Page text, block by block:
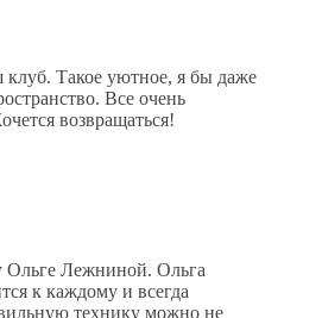
Такое уютное, я бы даже
Все очень
возвращаться!
Ольге Лежниной. Ольга
к каждому и всегда
технику можно не